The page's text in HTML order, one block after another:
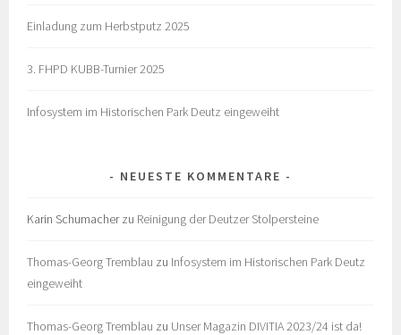
Einladung zum Herbstputz 2025
3. FHPD KUBB-Turnier 2025
Infosystem im Historischen Park Deutz eingeweiht
NEUESTE KOMMENTARE
Karin Schumacherzu Reinigung der Deutzer Stolpersteine
Thomas-Georg Tremblau zu Infosystem im Historischen Park Deutz
eingeweiht
Thomas-Georg Tremblau zu Unser Magazin DIVITIA 2023/24 ist da!